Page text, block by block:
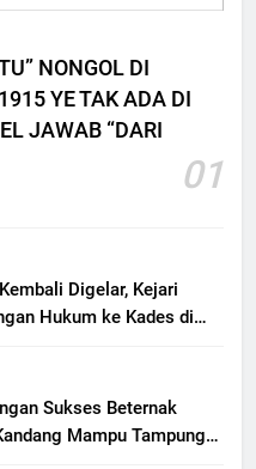
NONGOL DI
YE TAK ADA DI
JAWAB “DARI
01
Digelar, Kejari
Hukum ke Kades di
Sukses Beternak
Mampu Tampung